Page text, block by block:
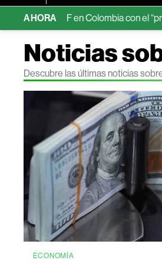
AHORA
ETF en Colombia con el “precio
Noticias
Descubre las últimas noticias
ECONOMÍA